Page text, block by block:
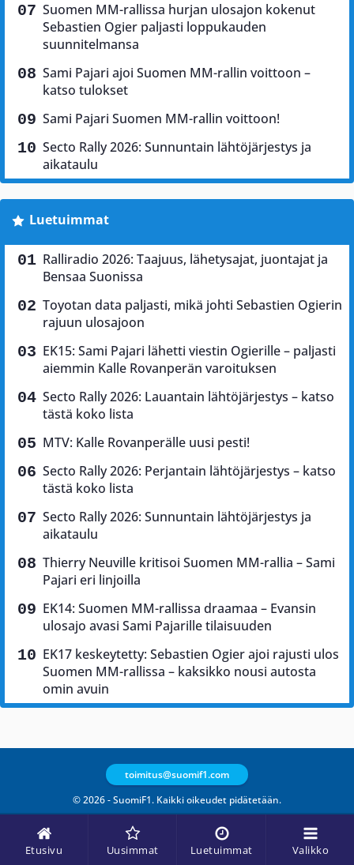
Etusivu Uusimmat Luetuimmat Valikko
Suomen MM-rallissa hurjan ulosajon kokenut
Sebastien Ogier paljasti loppukauden
suunnitelmansa
Sami Pajari ajoi Suomen MM-rallin voittoon –
katso tulokset
Sami Pajari Suomen MM-rallin voittoon!
Secto Rally 2026: Sunnuntain lähtöjärjestys ja
aikataulu
Luetuimmat
Ralliradio 2026: Taajuus, lähetysajat, juontajat ja
Bensaa Suonissa
Toyotan data paljasti, mikä johti Sebastien Ogierin
rajuun ulosajoon
EK15: Sami Pajari lähetti viestin Ogierille – paljasti
aiemmin Kalle Rovanperän varoituksen
Secto Rally 2026: Lauantain lähtöjärjestys – katso
tästä koko lista
MTV: Kalle Rovanperälle uusi pesti!
Secto Rally 2026: Perjantain lähtöjärjestys – katso
tästä koko lista
Secto Rally 2026: Sunnuntain lähtöjärjestys ja
aikataulu
Thierry Neuville kritisoi Suomen MM-rallia – Sami
Pajari eri linjoilla
EK14: Suomen MM-rallissa draamaa – Evansin
ulosajo avasi Sami Pajarille tilaisuuden
EK17 keskeytetty: Sebastien Ogier ajoi rajusti ulos
Suomen MM-rallissa – kaksikko nousi autosta
omin avuin
© 2026 - SuomiF1. Kaikki oikeudet pidätetään.
toimitus@suomif1.com